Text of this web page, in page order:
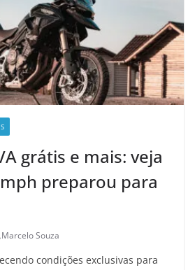
grátis e mais: veja
preparou para
Marcelo Souza
condições exclusivas para